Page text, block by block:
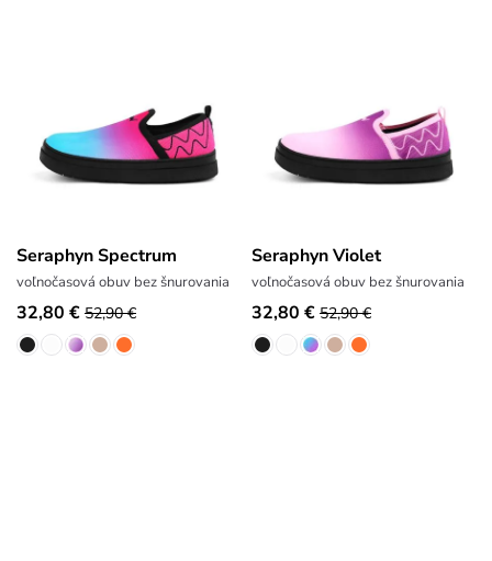
Seraphyn Spectrum
voľnočasová obuv bez šnurovania
32,80 € 52,90 €
Seraphyn Violet
voľnočasová obuv bez šnurovania
32,80 € 52,90 €